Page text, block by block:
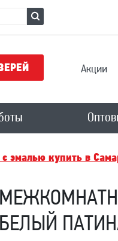
Акции
эмалью купить в
БЕЛЫЙ